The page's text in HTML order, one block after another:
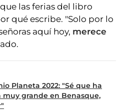
las ferias del libro
qué escribe. "Solo por lo
aquí hoy, merece
Planeta 2022: "Sé que ha
muy grande en Benasque,